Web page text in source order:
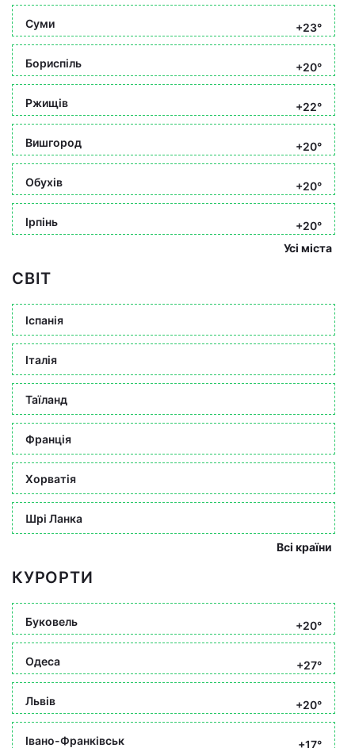
Суми +23°
Бориспіль +20°
Ржищів +22°
Вишгород +20°
Обухів +20°
Ірпінь
+20°
Усі міста
СВІТ
Іспанія
Італія
Таїланд
Франція
Хорватія
Шрі Ланка
Всі країни
КУРОРТИ
Буковель +20°
Одеса +27°
Львів +20°
Івано-Франківськ +17°